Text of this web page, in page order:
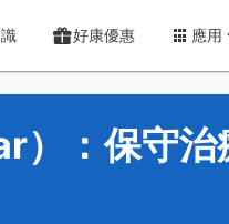
好康優惠 應用
：保守治